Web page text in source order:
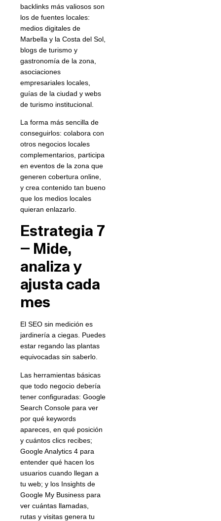
backlinks más valiosos son
los de fuentes locales:
medios digitales de
Marbella y la Costa del Sol,
blogs de turismo y
gastronomía de la zona,
asociaciones
empresariales locales,
guías de la ciudad y webs
de turismo institucional.
La forma más sencilla de
conseguirlos: colabora con
otros negocios locales
complementarios, participa
en eventos de la zona que
generen cobertura online,
y crea contenido tan bueno
que los medios locales
quieran enlazarlo.
Estrategia 7
— Mide,
analiza y
ajusta cada
mes
El SEO sin medición es
jardinería a ciegas. Puedes
estar regando las plantas
equivocadas sin saberlo.
Las herramientas básicas
que todo negocio debería
tener configuradas: Google
Search Console para ver
por qué keywords
apareces, en qué posición
y cuántos clics recibes;
Google Analytics 4 para
entender qué hacen los
usuarios cuando llegan a
tu web; y los Insights de
Google My Business para
ver cuántas llamadas,
rutas y visitas genera tu